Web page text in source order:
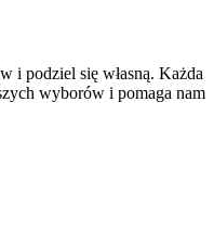
i podziel się własną. Każda
wyborów i pomaga nam